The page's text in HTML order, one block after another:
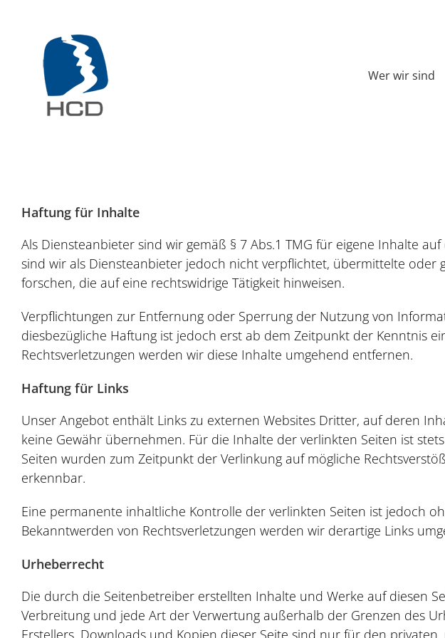
springen
Wer wir sind
Haftung für Inhalte
Als Diensteanbieter sind wir gemäß § 7 Abs.1 TMG für eigene Inhalte
sind wir als Diensteanbieter jedoch nicht verpflichtet, übermittelte
forschen, die auf eine rechtswidrige Tätigkeit hinweisen.
Verpflichtungen zur Entfernung oder Sperrung der Nutzung von
diesbezügliche Haftung ist jedoch erst ab dem Zeitpunkt der Kenntnis
Rechtsverletzungen werden wir diese Inhalte umgehend entfernen.
Haftung für Links
Unser Angebot enthält Links zu externen Websites Dritter, auf deren
keine Gewähr übernehmen. Für die Inhalte der verlinkten Seiten ist
Seiten wurden zum Zeitpunkt der Verlinkung auf mögliche
erkennbar.
Eine permanente inhaltliche Kontrolle der verlinkten Seiten ist jedoch
Bekanntwerden von Rechtsverletzungen werden wir derartige Links
Urheberrecht
Die durch die Seitenbetreiber erstellten Inhalte und Werke auf diesen
Verbreitung und jede Art der Verwertung außerhalb der Grenzen des
Erstellers. Downloads und Kopien dieser Seite sind nur für den